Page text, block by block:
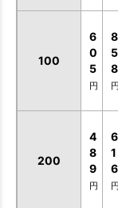
100
6
0
5
円
8
5
8
円
200
4
8
9
円
6
1
6
円